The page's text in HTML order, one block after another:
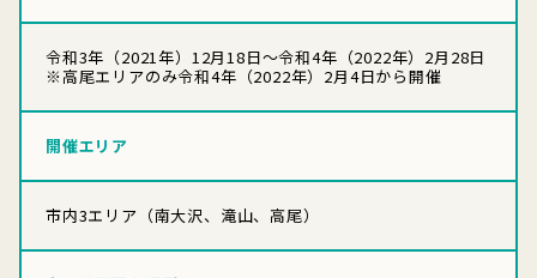
令和3年（2021年）12月18日～令和4年（2022年）2月28日
※高尾エリアのみ令和4年（2022年）2月4日から開催
開催エリア
市内3エリア（南大沢、滝山、高尾）